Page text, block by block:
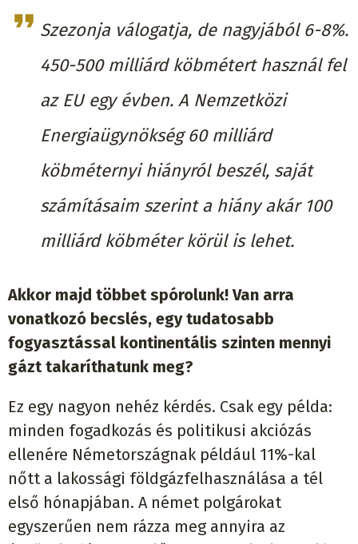
Szezonja válogatja, de nagyjából 6-8%.
450-500 milliárd köbmétert használ fel
az EU egy évben. A Nemzetközi
Energiaügynökség 60 milliárd
köbméternyi hiányról beszél, saját
számításaim szerint a hiány akár 100
milliárd köbméter körül is lehet.
Akkor majd többet spórolunk! Van arra
vonatkozó becslés, egy tudatosabb
fogyasztással kontinentális szinten mennyi
gázt takaríthatunk meg?
Ez egy nagyon nehéz kérdés. Csak egy példa:
minden fogadkozás és politikusi akciózás
ellenére Németországnak például 11%-kal
nőtt a lakossági földgázfelhasználása a tél
első hónapjában. A német polgárokat
egyszerűen nem rázza meg annyira az